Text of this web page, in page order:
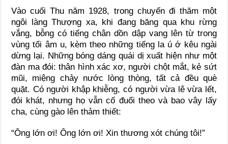
Vào cuối Thu năm 1928, trong chuyến đi thăm một
ngôi làng Thượng xa, khi đang băng qua khu rừng
vắng, bỗng có tiếng chân dồn dập vang lên từ trong
vùng tối âm u, kèm theo những tiếng la ú ớ kêu ngài
dừng lại. Những bóng dáng quái dị xuất hiện như một
đàn ma đói: thân hình xác xơ, người chột mắt, kẻ sứt
mũi, miệng chảy nước lòng thòng, tất cả đều què
quặt. Có người khập khiễng, có người vừa lê vừa lết,
đói khát, nhưng họ vẫn cố đuổi theo và bao vây lấy
cha, cùng gào lên thảm thiết:
“Ông lớn ơi! Ông lớn ơi! Xin thương xót chúng tôi!”